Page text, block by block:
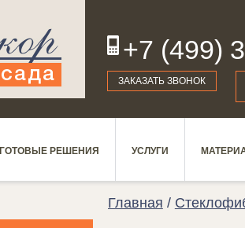
+7 (499)
19
ЗАКАЗАТЬ ЗВОНОК
ГОТОВЫЕ РЕШЕНИЯ УСЛУГИ
Главная /